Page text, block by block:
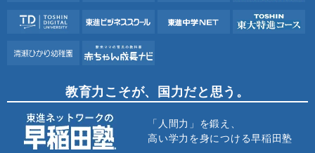
教育力こそが、国力だと思う。
「人間力」を鍛え、
高い学力を身につける早稲田塾